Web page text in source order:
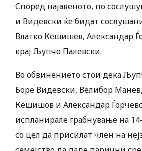
Според најавеното, по
и Видевски ќе бидат
Влатко Кешишев, Александар
крај Љупчо Палевски.
Во обвинението стои дека
Боре Видевски, Велибор
Кешишов и Александар
испланирале грабнување на
со цел да присилат член на